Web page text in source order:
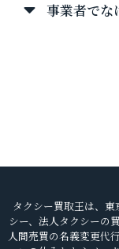
事業者でな
タクシー買取王は、
シー、法人タクシーの
人間売買の名義変更代